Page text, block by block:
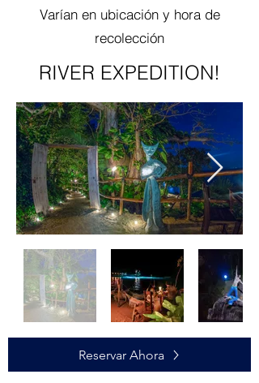
Varían en ubicación y hora de
recolección
RIVER EXPEDITION!
Reservar Ahora